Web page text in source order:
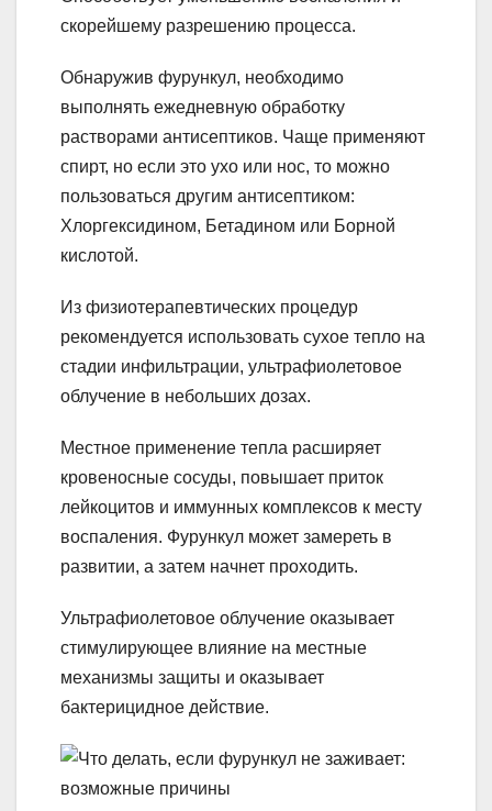
скорейшему разрешению процесса.
Обнаружив фурункул, необходимо
выполнять ежедневную обработку
растворами антисептиков. Чаще применяют
спирт, но если это ухо или нос, то можно
пользоваться другим антисептиком:
Хлоргексидином, Бетадином или Борной
кислотой.
Из физиотерапевтических процедур
рекомендуется использовать сухое тепло на
стадии инфильтрации, ультрафиолетовое
облучение в небольших дозах.
Местное применение тепла расширяет
кровеносные сосуды, повышает приток
лейкоцитов и иммунных комплексов к месту
воспаления. Фурункул может замереть в
развитии, а затем начнет проходить.
Ультрафиолетовое облучение оказывает
стимулирующее влияние на местные
механизмы защиты и оказывает
бактерицидное действие.